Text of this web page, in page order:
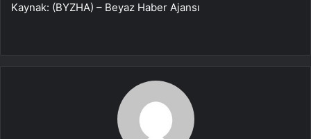
Kaynak: (BYZHA) – Beyaz Haber Ajansı